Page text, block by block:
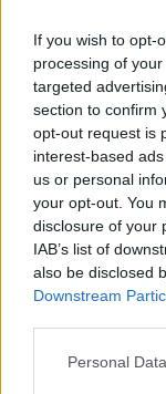
If you wish to opt-
processing of
targeted
section to confirm
opt-out request is
interest-based
us or personal
your opt-out. You
disclosure of your
IAB’s list of
also be disclosed
Downstream
Personal
1 Maggio alle ore
·Ti stimo·
Pastafariano
1 Maggio alle ore
·Ti stimo·
Gas75: